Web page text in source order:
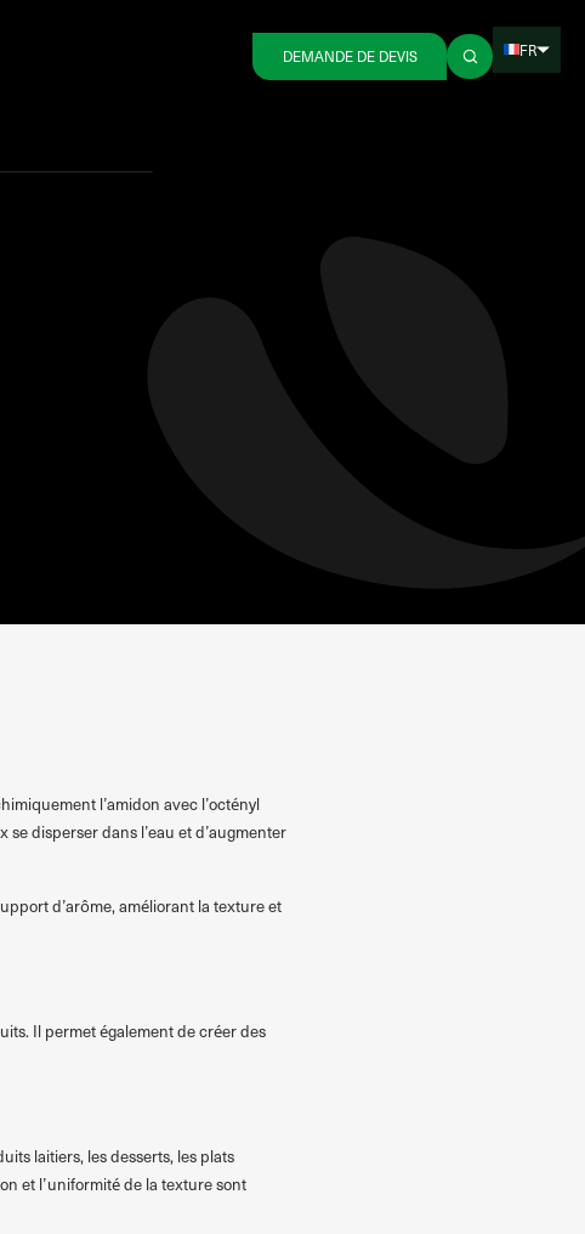
DEMANDE DE DEVIS FR
l’amidon avec l’octényl
disperser dans l’eau et d’augmenter
d’arôme, améliorant la texture et
Il permet également de créer des
laitiers, les desserts, les plats
et l’uniformité de la texture sont